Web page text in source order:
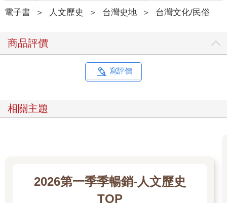
電子書 ＞ 人文歷史 ＞ 台灣史地 ＞ 台灣文化/民俗
商品評價
寫評價
相關主題
2026第一季季暢銷-人文歷史
TOP